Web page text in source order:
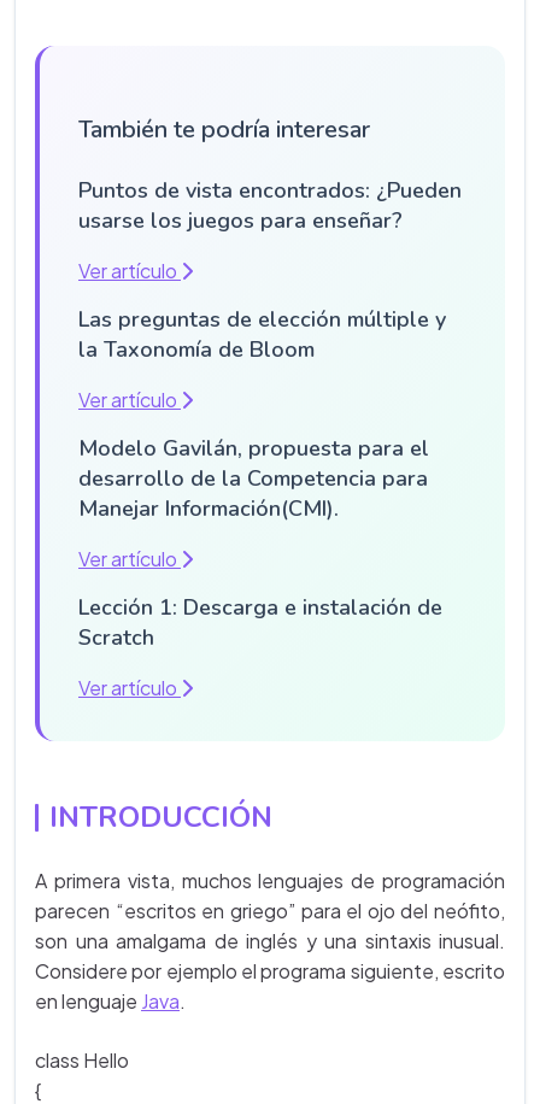
También te podría interesar
Puntos de vista encontrados: ¿Pueden
usarse los juegos para enseñar?
Ver artículo
Las preguntas de elección múltiple y
la Taxonomía de Bloom
Ver artículo
Modelo Gavilán, propuesta para el
desarrollo de la Competencia para
Manejar Información(CMI).
Ver artículo
Lección 1: Descarga e instalación de
Scratch
Ver artículo
INTRODUCCIÓN
A primera vista, muchos lenguajes de programación
parecen “escritos en griego” para el ojo del neófito,
son una amalgama de inglés y una sintaxis inusual.
Considere por ejemplo el programa siguiente, escrito
en lenguaje Java.
class Hello
{